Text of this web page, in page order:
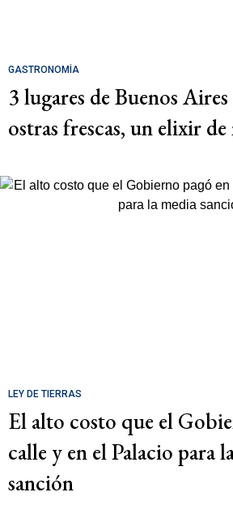
GASTRONOMÍA
3 lugares de Buenos
ostras frescas, un elixir
LEY DE TIERRAS
El alto costo que el
calle y en el Palacio para
sanción